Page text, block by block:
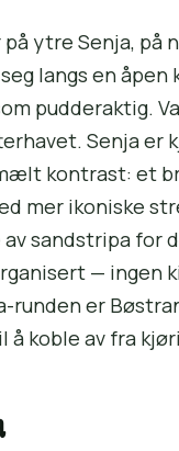
ytre Senja, på
langs en
pudderaktig.
Senja er
kontrast: et
mer ikoniske
sandstripa for
— ingen
runden er
koble av fra